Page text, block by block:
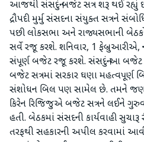
આજથી સંસદનું બજેટ સત્ર શરૂ થઈ રહ્યું
દ્રૌપદી મુર્મુ સંસદના સંયુક્ત સત્રને
પછી લોકસભા અને રાજ્યસભાની
સર્વે રજૂ કરશે. શનિવાર, 1 ફેબ્રુઆરીએ,
સંપૂર્ણ બજેટ રજૂ કરશે. સંસદનું આ બજેટ
બજેટ સત્રમાં સરકાર ઘણા મહત્વપૂર્ણ
સંશોધન બિલ પણ સામેલ છે. તમને
કિરેન રિજિજુએ બજેટ સત્રને લઈને
હતી. બેઠકમાં સંસદની કાર્યવાહી સુચારૂ
તરફથી સહકારની અપીલ કરવામાં